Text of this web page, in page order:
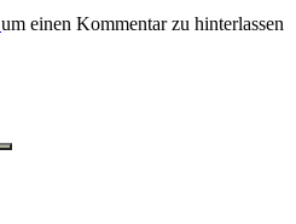
um einen Kommentar zu hinterlassen